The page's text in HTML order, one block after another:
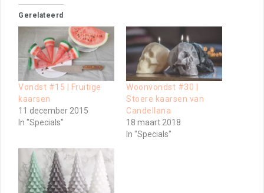
Gerelateerd
Vondst #15 | Fruitige
kaarsen
11 december 2015
In "Specials"
Woonvondst #30 |
Stoere kaarsen van
Candellana
18 maart 2018
In "Specials"